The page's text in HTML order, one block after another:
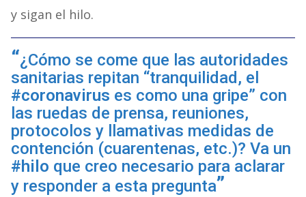
y sigan el hilo.
¿Cómo se come que las autoridades
sanitarias repitan “tranquilidad, el
#coronavirus es como una gripe” con
las ruedas de prensa, reuniones,
protocolos y llamativas medidas de
contención (cuarentenas, etc.)? Va un
#hilo que creo necesario para aclarar
y responder a esta pregunta